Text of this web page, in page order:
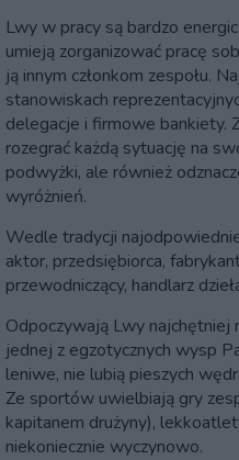
Lwy w pracy są bardzo
umieją zorganizować pracę
ją innym członkom zespołu.
stanowiskach
delegacje i firmowe bankiety.
rozegrać każdą sytuację na
podwyżki, ale również
wyróżnień.
Wedle tradycji
aktor, przedsiębiorca,
przewodniczący, handlarz
Odpoczywają Lwy najchętniej
jednej z egzotycznych wysp
leniwe, nie lubią pieszych
Ze sportów uwielbiają gry
kapitanem drużyny),
niekoniecznie wyczynowo.